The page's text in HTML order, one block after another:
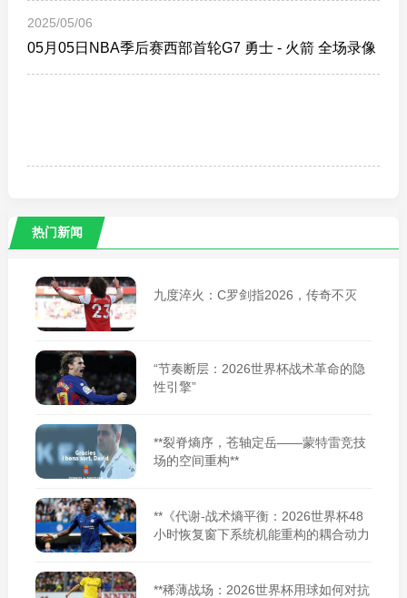
2025/05/06
05月05日NBA季后赛西部首轮G7 勇士 - 火箭 全场录像
热门新闻
九度淬火：C罗剑指2026，传奇不灭
“节奏断层：2026世界杯战术革命的隐
性引擎”
**裂脊熵序，苍轴定岳——蒙特雷竞技
场的空间重构**
**《代谢-战术熵平衡：2026世界杯48
小时恢复窗下系统机能重构的耦合动力
**稀薄战场：2026世界杯用球如何对抗